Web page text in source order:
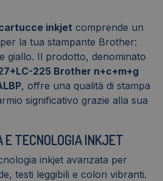
(conf.4)
quantità
inkjet comprende un
la tua stampante Brother:
giallo. Il prodotto, denominato
225 Brother n+c+m+g
, offre una qualità di stampa
significativo grazie alla sua
TECNOLOGIA INKJET
inkjet avanzata per
testi leggibili e colori vibranti.